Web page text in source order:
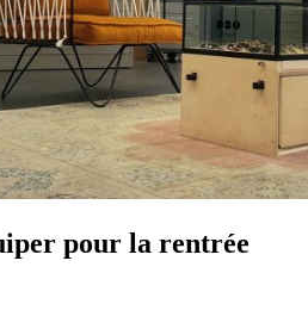
pour la rentrée